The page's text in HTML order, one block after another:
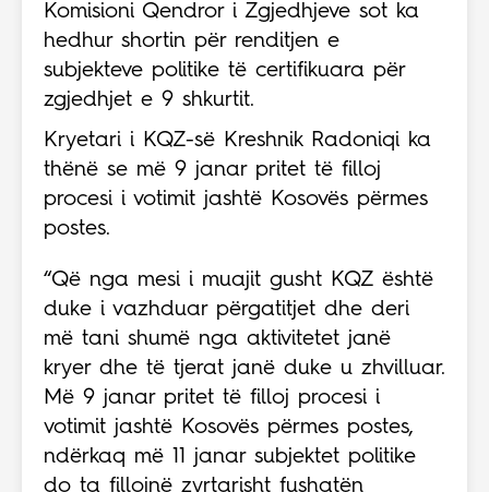
Komisioni Qendror i Zgjedhjeve sot ka
hedhur shortin për renditjen e
subjekteve politike të certifikuara për
zgjedhjet e 9 shkurtit.
Kryetari i KQZ-së Kreshnik Radoniqi ka
thënë se më 9 janar pritet të filloj
procesi i votimit jashtë Kosovës përmes
postes.
“Që nga mesi i muajit gusht KQZ është
duke i vazhduar përgatitjet dhe deri
më tani shumë nga aktivitetet janë
kryer dhe të tjerat janë duke u zhvilluar.
Më 9 janar pritet të filloj procesi i
votimit jashtë Kosovës përmes postes,
ndërkaq më 11 janar subjektet politike
do ta fillojnë zyrtarisht fushatën